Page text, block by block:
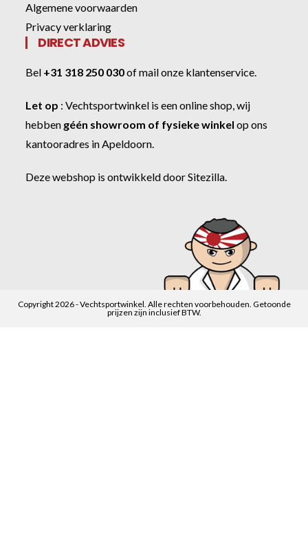
Algemene voorwaarden
Privacy verklaring
DIRECT ADVIES
Bel +31 318 250 030ofmail onze klantenservice.
Let op :Vechtsportwinkel is een online shop, wij
hebben géén showroom of fysieke winkel op ons
kantooradres in Apeldoorn.
Deze webshop is ontwikkeld doorSitezilla.
Copyright 2026 - Vechtsportwinkel. Alle rechten voorbehouden. Getoonde
prijzen zijn inclusief BTW.